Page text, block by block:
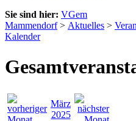
Sie sind hier: VGem
Mammendorf> Aktuelles >
Kalender
März
2025